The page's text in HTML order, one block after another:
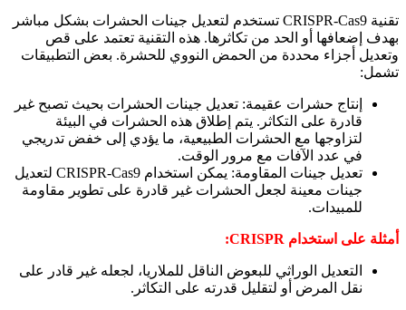
تقنية CRISPR-Cas9 تستخدم لتعديل جينات الحشرات بشكل مباشر
بهدف إضعافها أو الحد من تكاثرها. هذه التقنية تعتمد على قص
وتعديل أجزاء محددة من الحمض النووي للحشرة. بعض التطبيقات
تشمل:
إنتاج حشرات عقيمة: تعديل جينات الحشرات بحيث تصبح غير
قادرة على التكاثر. يتم إطلاق هذه الحشرات في البيئة
لتزاوجها مع الحشرات الطبيعية، ما يؤدي إلى خفض تدريجي
في عدد الآفات مع مرور الوقت.
تعديل جينات المقاومة: يمكن استخدام CRISPR-Cas9 لتعديل
جينات معينة لجعل الحشرات غير قادرة على تطوير مقاومة
للمبيدات.
أمثلة على استخدام CRISPR:
التعديل الوراثي للبعوض الناقل للملاريا، لجعله غير قادر على
نقل المرض أو لتقليل قدرته على التكاثر.